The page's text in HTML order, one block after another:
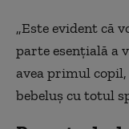
„Este evident că
parte esenţială a
avea primul
bebeluş cu totul